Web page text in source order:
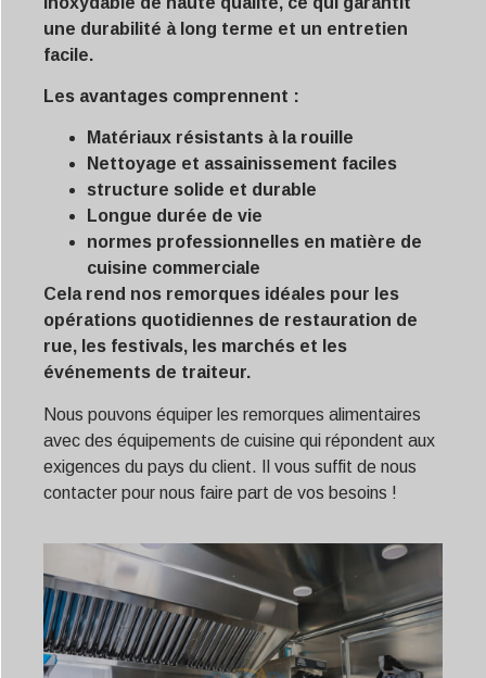
une durabilité à long terme et un entretien
facile.
Les avantages comprennent :
Matériaux résistants à la rouille
Nettoyage et assainissement faciles
structure solide et durable
Longue durée de vie
normes professionnelles en matière de
cuisine commerciale
Cela rend nos remorques idéales pour les
opérations quotidiennes de restauration de
rue, les festivals, les marchés et les
événements de traiteur.
Nous pouvons équiper les remorques alimentaires
avec des équipements de cuisine qui répondent aux
exigences du pays du client. Il vous suffit de nous
contacter pour nous faire part de vos besoins !